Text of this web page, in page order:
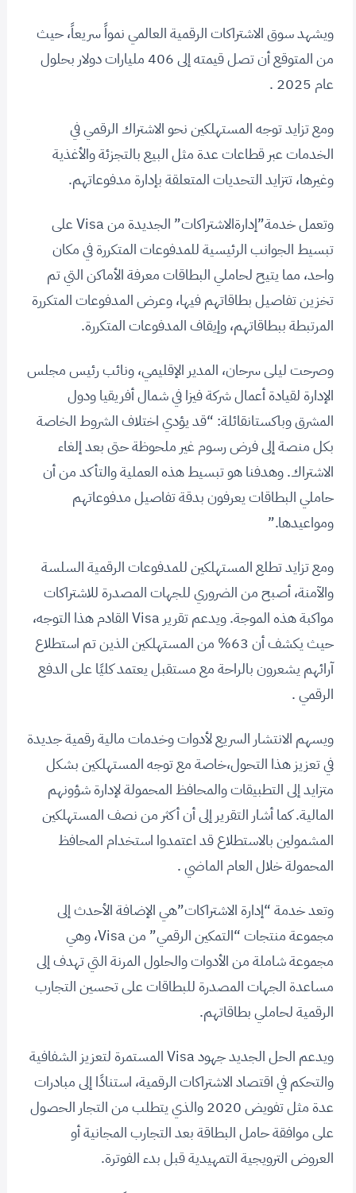
ويشهد سوق الاشتراكات الرقمية العالمي نمواً سريعاً، حيث
من المتوقع أن تصل قيمته إلى 406 مليارات دولار بحلول
عام 2025 .
ومع تزايد توجه المستهلكين نحو الاشتراك الرقمي في
الخدمات عبر قطاعات عدة مثل البيع بالتجزئة والأغذية
وغيرها، تتزايد التحديات المتعلقة بإدارة مدفوعاتهم.
وتعمل خدمة”إدارةالاشتراكات” الجديدة من Visa على
تبسيط الجوانب الرئيسية للمدفوعات المتكررة في مكان
واحد، مما يتيح لحاملي البطاقات معرفة الأماكن التي تم
تخزين تفاصيل بطاقاتهم فيها، وعرض المدفوعات المتكررة
المرتبطة ببطاقاتهم، وإيقاف المدفوعات المتكررة.
وصرحت ليلى سرحان، المدير الإقليمي، ونائب رئيس مجلس
الإدارة لقيادة أعمال شركة فيزا في شمال أفريقيا ودول
المشرق وباكستانقائلة: “قد يؤدي اختلاف الشروط الخاصة
بكل منصة إلى فرض رسوم غير ملحوظة حتى بعد إلغاء
الاشتراك. وهدفنا هو تبسيط هذه العملية والتأكد من أن
حاملي البطاقات يعرفون بدقة تفاصيل مدفوعاتهم
ومواعيدها.”
ومع تزايد تطلع المستهلكين للمدفوعات الرقمية السلسة
والآمنة، أصبح من الضروري للجهات المصدرة للاشتراكات
مواكبة هذه الموجة. ويدعم تقرير Visa القادم هذا التوجه،
حيث يكشف أن 63% من المستهلكين الذين تم استطلاع
آرائهم يشعرون بالراحة مع مستقبل يعتمد كليًا على الدفع
الرقمي .
ويسهم الانتشار السريع لأدوات وخدمات مالية رقمية جديدة
في تعزيز هذا التحول،خاصة مع توجه المستهلكين بشكل
متزايد إلى التطبيقات والمحافظ المحمولة لإدارة شؤونهم
المالية. كما أشار التقرير إلى أن أكثر من نصف المستهلكين
المشمولين بالاستطلاع قد اعتمدوا استخدام المحافظ
المحمولة خلال العام الماضي .
وتعد خدمة “إدارة الاشتراكات”هي الإضافة الأحدث إلى
مجموعة منتجات “التمكين الرقمي” من Visa، وهي
مجموعة شاملة من الأدوات والحلول المرنة التي تهدف إلى
مساعدة الجهات المصدرة للبطاقات على تحسين التجارب
الرقمية لحاملي بطاقاتهم.
ويدعم الحل الجديد جهود Visa المستمرة لتعزيز الشفافية
والتحكم في اقتصاد الاشتراكات الرقمية، استنادًا إلى مبادرات
عدة مثل تفويض 2020 والذي يتطلب من التجار الحصول
على موافقة حامل البطاقة بعد التجارب المجانية أو
العروض الترويجية التمهيدية قبل بدء الفوترة.